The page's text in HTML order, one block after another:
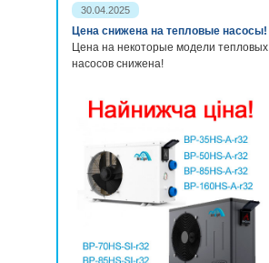
30.04.2025
Цена снижена на тепловые насосы!
Цена на некоторые модели тепловых
насосов снижена!